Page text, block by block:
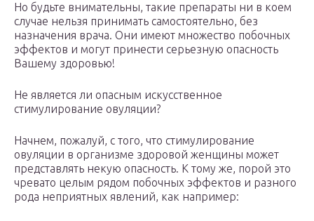
Но будьте внимательны, такие препараты ни в коем
случае нельзя принимать самостоятельно, без
назначения врача. Они имеют множество побочных
эффектов и могут принести серьезную опасность
Вашему здоровью!
Не является ли опасным искусственное
стимулирование овуляции?
Начнем, пожалуй, с того, что стимулирование
овуляции в организме здоровой женщины может
представлять некую опасность. К тому же, порой это
чревато целым рядом побочных эффектов и разного
рода неприятных явлений, как например: